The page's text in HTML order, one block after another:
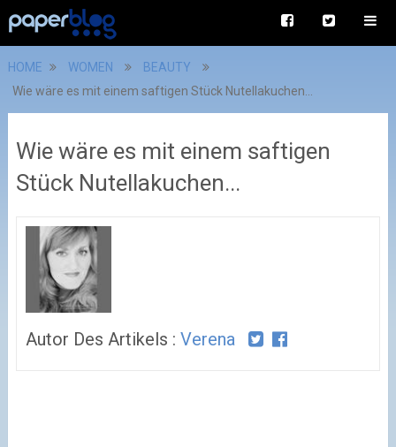
HOME WOMEN
BEAUTY
Wie wäre es mit einem saftigen Stück Nutellakuchen...
Wie wäre es mit einem saftigen
Stück Nutellakuchen...
Autor Des Artikels : Verena